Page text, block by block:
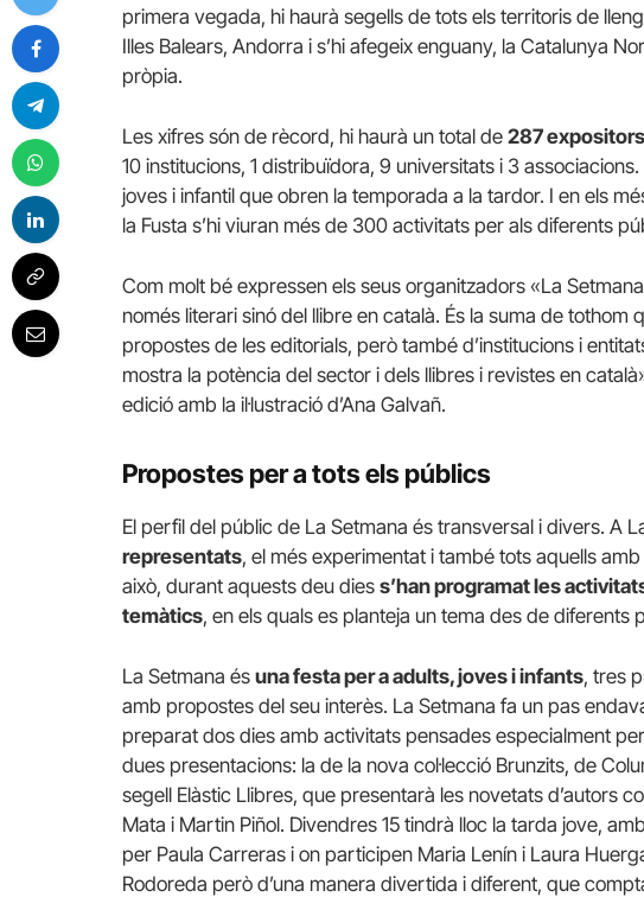
primera vegada, hi haurà segells de tots els territoris de
Illes Balears, Andorra i s’hi afegeix enguany, la Catalunya
pròpia.
Les xifres són de rècord, hi haurà un total de 287 expositors
10 institucions, 1 distribuïdora, 9 universitats i 3
joves i infantil que obren la temporada a la tardor. I en els
la Fusta s’hi viuran més de 300 activitats per als diferents
Com molt bé expressen els seus organitzadors «La
només literari sinó del llibre en català. És la suma de tothom
propostes de les editorials, però també d’institucions i
mostra la potència del sector i dels llibres i revistes en
edició amb la il·lustració d’Ana Galvañ.
Propostes per a tots els públics
El perfil del públic de La Setmana és transversal i divers. A
representats, el més experimentat i també tots aquells
això, durant aquests deu dies s’han programat les
temàtics, en els quals es planteja un tema des de
La Setmana és una festa per a adults, joves i infants, tres
amb propostes del seu interès. La Setmana fa un pas
preparat dos dies amb activitats pensades especialment
dues presentacions: la de la nova col·lecció Brunzits, de
segell Elàstic Llibres, que presentarà les novetats d’autors
Mata i Martin Piñol. Divendres 15 tindrà lloc la tarda jove,
per Paula Carreras i on participen Maria Lenín i Laura
Rodoreda però d’una manera divertida i diferent, que